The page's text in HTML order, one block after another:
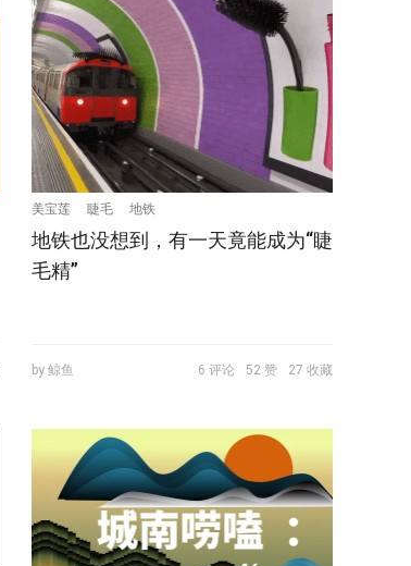
美宝莲 睫毛 地铁
地铁也没想到，有一天竟能成为“睫
毛精”
by 鲸鱼 6 评论 52 赞 27 收藏